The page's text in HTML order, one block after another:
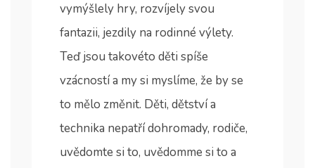
vymýšlely hry, rozvíjely svou
fantazii, jezdily na rodinné výlety.
Teď jsou takovéto děti spíše
vzácností a my si myslíme, že by se
to mělo změnit. Děti, dětství a
technika nepatří dohromady, rodiče,
uvědomte si to, uvědomme si to a